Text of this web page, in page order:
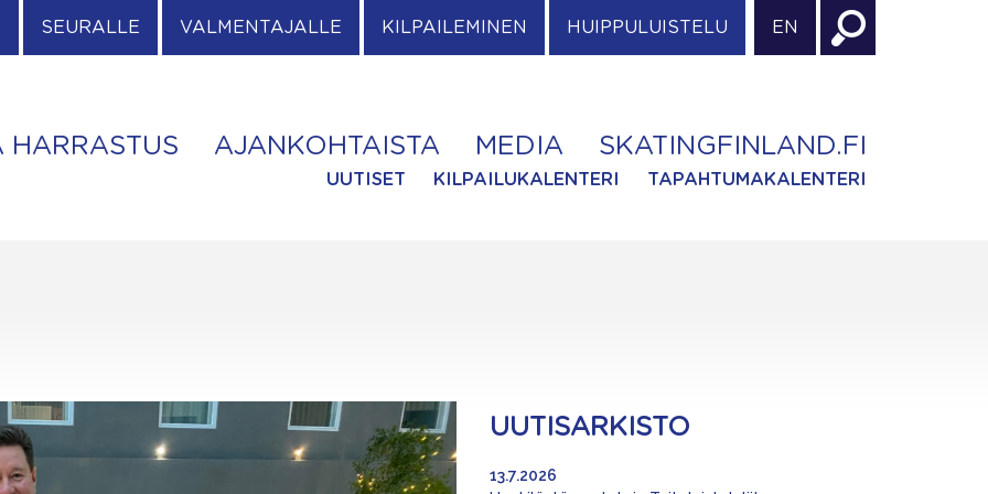
SEURALLE VALMENTAJALLE KILPAILEMINEN HUIPPULUISTELU EN
HARRASTUS AJANKOHTAISTA MEDIA SKATINGFINLAND.FI
UUTISET KILPAILUKALENTERI TAPAHTUMAKALENTERI
UUTISARKISTO
13.7.2026